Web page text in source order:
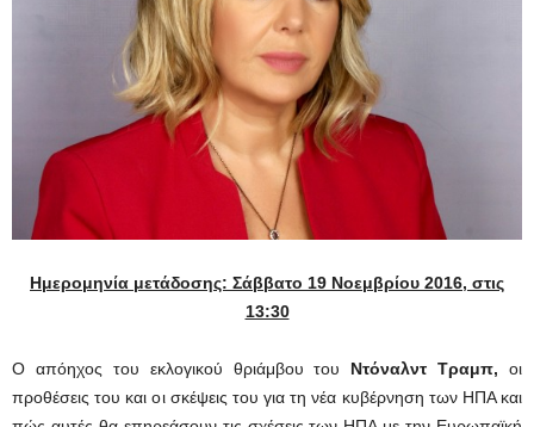
Ημερομηνία μετάδοσης: Σάββατο 19 Νοεμβρίου 2016, στις
13:30
Ο απόηχος του εκλογικού θριάμβου του Ντόναλντ Τραμπ, οι
προθέσεις του και οι σκέψεις του για τη νέα κυβέρνηση των ΗΠΑ και